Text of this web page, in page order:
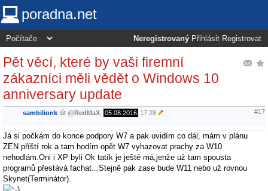
poradna.net
Neregistrovaný Přihlásit Registrovat
Pět věcí, které by vaši firemní
zákazníci měli vědět o Windows 10
anniversary update
sambilionk @RedMaX 05.08.2016 17:28 #17
Já si počkám do konce podpory W7 a pak uvidím co dál, mám v plánu
ZEN příští rok a tam hodím opět W7 vyhazovat prachy za W10
nehodlám.Oni i XP byli Ok tatík je ještě má,jenže už tam spousta
programů přestává fachat...Stejně pak zase bude W11 nebo už rovnou
Skynet(Terminátor).